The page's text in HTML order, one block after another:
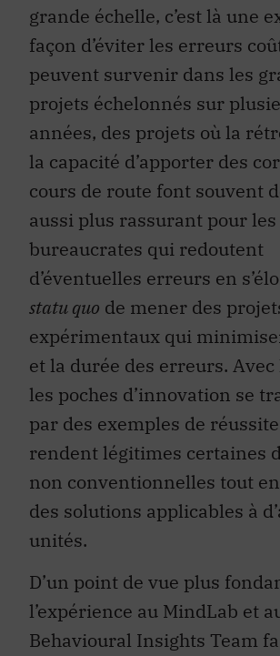
grande échelle, c’est là une
façon d’éviter les erreurs
peuvent survenir dans les
projets échelonnés sur
années, des projets où la
la capacité d’apporter des
cours de route font souvent
aussi plus rassurant pour les
bureaucrates qui redoutent
d’éventuelles erreurs en
statu quo de mener des
expérimentaux qui
et la durée des erreurs.
les poches d’innovation se
par des exemples de
rendent légitimes certaines
non conventionnelles tout
des solutions applicables à
unités.
D’un point de vue plus
l’expérience au MindLab et
Behavioural Insights Team